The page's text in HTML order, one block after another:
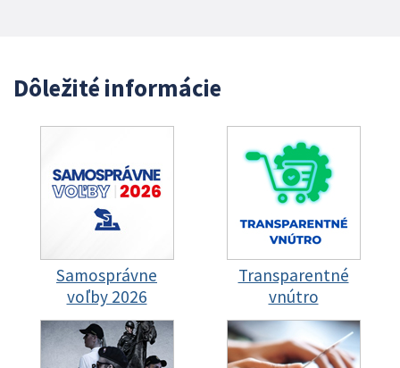
Dôležité informácie
Samosprávne
voľby 2026
Transparentné
vnútro